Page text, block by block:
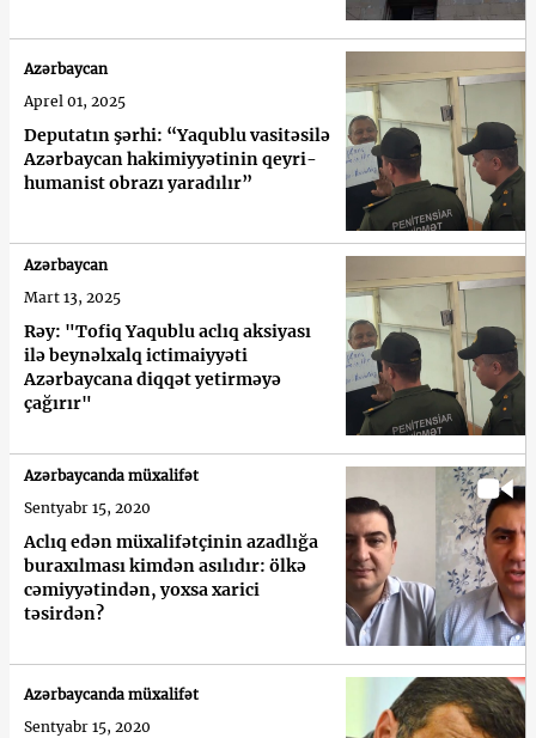
Deputatın şərhi: “Yaqublu vasitəsilə
Azərbaycan hakimiyyətinin qeyri-
humanist obrazı yaradılır”
Azərbaycan
Aprel 01, 2025
Rəy: "Tofiq Yaqublu aclıq aksiyası
ilə beynəlxalq ictimaiyyəti
Azərbaycana diqqət yetirməyə
çağırır"
Azərbaycan
Mart 13, 2025
Aclıq edən müxalifətçinin azadlığa
buraxılması kimdən asılıdır: ölkə
cəmiyyətindən, yoxsa xarici
təsirdən?
Azərbaycanda müxalifət
Sentyabr 15, 2020
Azərbaycanda müxalifət
Sentyabr 15, 2020